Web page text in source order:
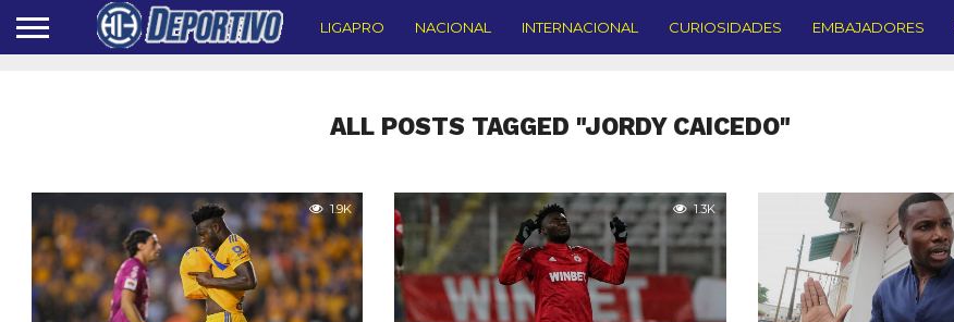
LIGAPRO NACIONAL INTERNACIONAL CURIOSIDADES EMBAJADORES
ALL POSTS TAGGED "JORDY CAICEDO"
1.9K 1.3K